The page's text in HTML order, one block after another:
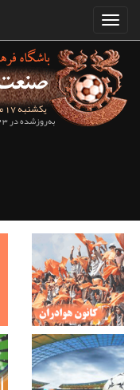
یکشنبه 17 مرداد ماه 1405
به‌روزشده در 23 ساعت و 43 دقیقه قبل